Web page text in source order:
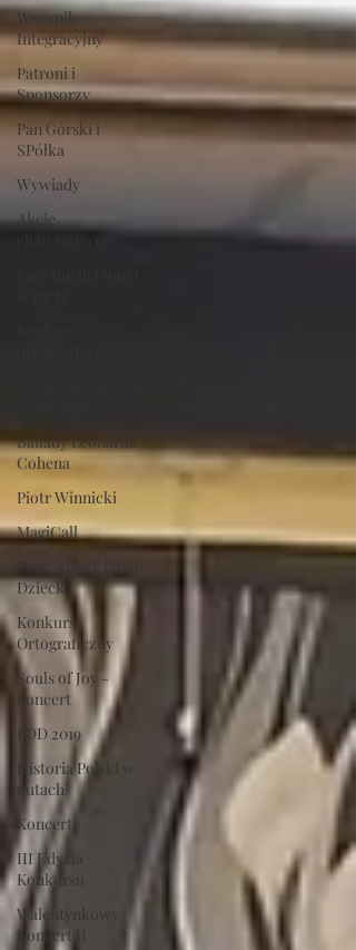
Wagonik
Integracyjny
Patroni i
Sponsorzy
Pan Górski i
SPółka
Wywiady
Akcje
Ballady Leonarda
Cohena
Piotr Winnicki
MagiCall
Podcastowy Dzień
Dziecka
Konkurs
Ortograficzny
Souls of Joy -
koncert
PDD 2019
Historia Polski w
nutach
Koncert
III Edycja
Konkursu
Walentynkowy
Koncert II